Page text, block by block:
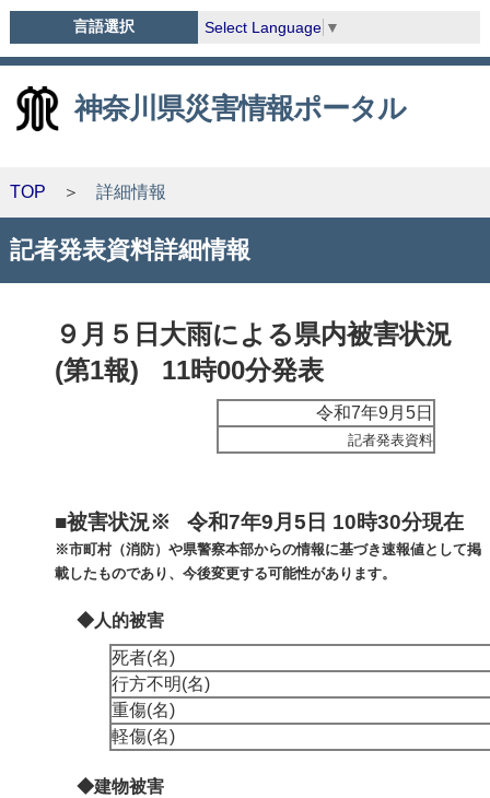
言語選択 Select Language ▼
神奈川県災害情報ポータル
TOP 詳細情報
記者発表資料詳細情報
９月５日大雨による県内被害状況
(第1報) 11時00分発表
令和7年9月5日
記者発表資料
■被害状況※ 令和7年9月5日 10時30分現在
※市町村（消防）や県警察本部からの情報に基づき速報値として掲
載したものであり、今後変更する可能性があります。
◆人的被害
死者(名)
行方不明(名)
重傷(名)
軽傷(名)
◆建物被害